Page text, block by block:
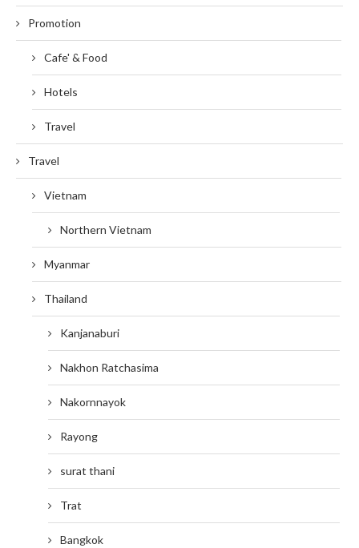
Promotion
Cafe' & Food
Hotels
Travel
Travel
Vietnam
Northern Vietnam
Myanmar
Thailand
Kanjanaburi
Nakhon Ratchasima
Nakornnayok
Rayong
surat thani
Trat
Bangkok